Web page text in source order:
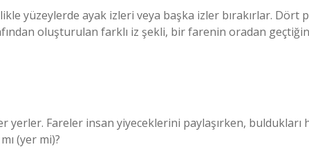
yüzeylerde ayak izleri veya başka izler bırakırlar. Dört
oluşturulan farklı iz şekli, bir farenin oradan
yerler. Fareler insan yiyeceklerini paylaşırken, buldukları
(yer mi)?